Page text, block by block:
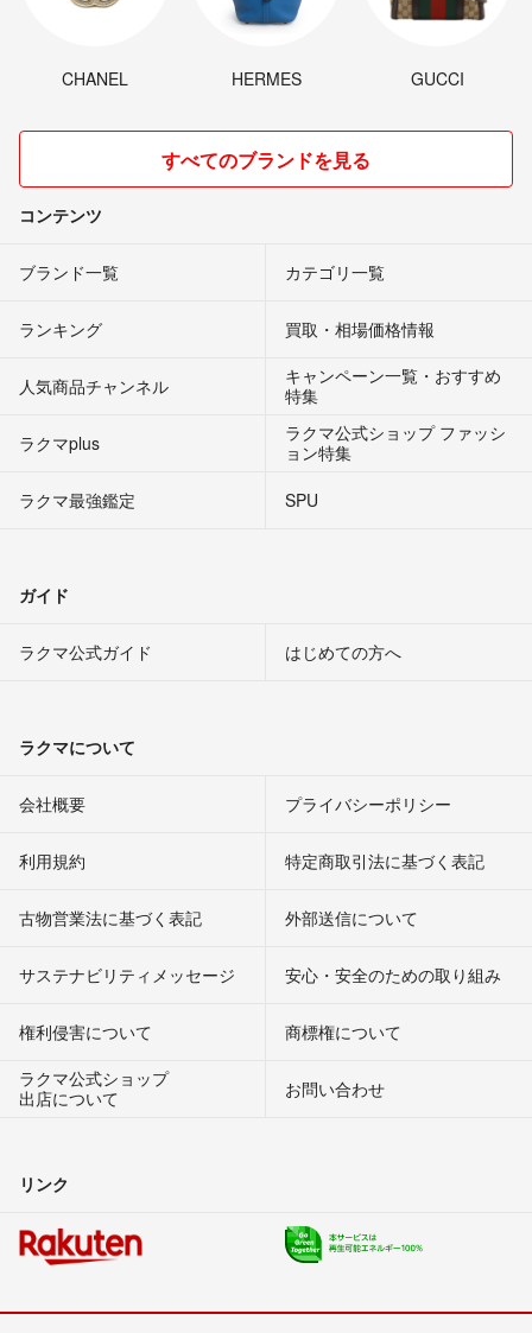
CHANEL HERMES GUCCI
すべてのブランドを見る
コンテンツ
ブランド一覧 カテゴリ一覧
ランキング 買取・相場価格情報
人気商品チャンネル
キャンペーン一覧・おすすめ
特集
ラクマplus
ラクマ公式ショップ ファッシ
ョン特集
ラクマ最強鑑定
SPU
ガイド
ラクマ公式ガイド はじめての方へ
ラクマについて
会社概要 プライバシーポリシー
利用規約 特定商取引法に基づく表記
古物営業法に基づく表記 外部送信について
サステナビリティメッセージ 安心・安全のための取り組み
権利侵害について
商標権について
ラクマ公式ショップ
出店について
お問い合わせ
リンク